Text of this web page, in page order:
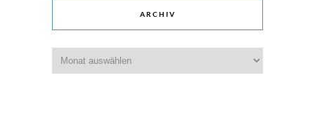
ARCHIV